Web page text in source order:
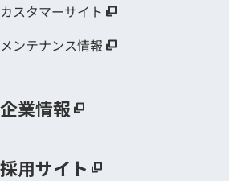
カスタマーサイト
メンテナンス情報
企業情報
採用サイト